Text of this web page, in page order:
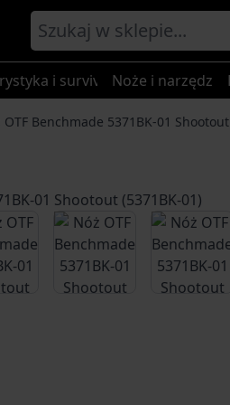
i survival Noże i narzędzia
OTF Benchmade 5371BK-01
larger imageView larger image
View